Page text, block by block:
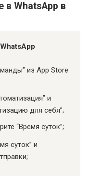
в WhatsApp в
из App Store
и
для себя”;
“Время суток”;
суток” и